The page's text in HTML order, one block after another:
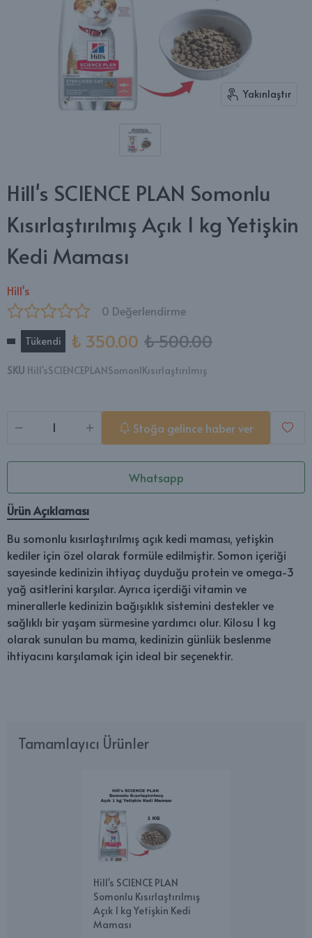
Yakınlaştır
Hill's SCIENCE PLAN Somonlu
Kısırlaştırılmış Açık 1 kg Yetişkin
Kedi Maması
Hill's
0 Değerlendirme
Tükendi ₺ 350.00 ₺ 500.00
SKU Hill'sSCIENCEPLANSomonlKısırlaştırılmış
Stoğa gelince haber ver
Whatsapp
Ürün Açıklaması
Bu somonlu kısırlaştırılmış açık kedi maması, yetişkin
kediler için özel olarak formüle edilmiştir. Somon içeriği
sayesinde kedinizin ihtiyaç duyduğu protein ve omega-3
yağ asitlerini karşılar. Ayrıca içerdiği vitamin ve
minerallerle kedinizin bağışıklık sistemini destekler ve
sağlıklı bir yaşam sürmesine yardımcı olur. Kilosu 1 kg
olarak sunulan bu mama, kedinizin günlük beslenme
ihtiyacını karşılamak için ideal bir seçenektir.
Tamamlayıcı Ürünler
Hill's SCIENCE PLAN
Somonlu Kısırlaştırılmış
Açık 1 kg Yetişkin Kedi
Maması